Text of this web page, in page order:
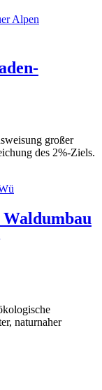
Alpen
großer
des 2%-Ziels.
naturnaher